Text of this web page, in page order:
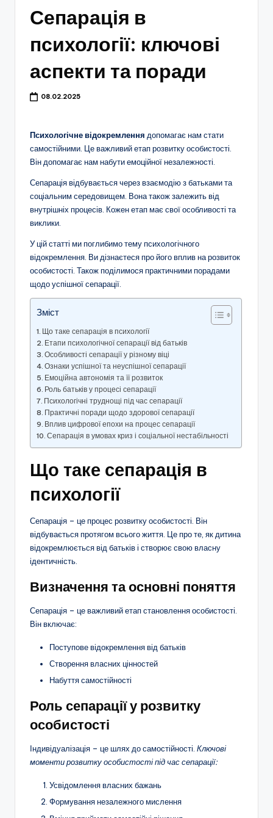
Сепарація в
психології: ключові
аспекти та поради
08.02.2025
Психологічне відокремлення допомагає нам стати
самостійними. Це важливий етап розвитку особистості.
Він допомагає нам набути емоційної незалежності.
Сепарація відбувається через взаємодію з батьками та
соціальним середовищем. Вона також залежить від
внутрішніх процесів. Кожен етап має свої особливості та
виклики.
У цій статті ми поглибимо тему психологічного
відокремлення. Ви дізнаєтеся про його вплив на розвиток
особистості. Також поділимося практичними порадами
щодо успішної сепарації.
Зміст
Що таке сепарація в психології
Етапи психологічної сепарації від батьків
Особливості сепарації у різному віці
Ознаки успішної та неуспішної сепарації
Емоційна автономія та її розвиток
Роль батьків у процесі сепарації
Психологічні труднощі під час сепарації
Практичні поради щодо здорової сепарації
Вплив цифрової епохи на процес сепарації
Сепарація в умовах криз і соціальної нестабільності
Що таке сепарація в
психології
Сепарація – це процес розвитку особистості. Він
відбувається протягом всього життя. Це про те, як дитина
відокремлюється від батьків і створює свою власну
ідентичність.
Визначення та основні поняття
Сепарація – це важливий етап становлення особистості.
Він включає:
Поступове відокремлення від батьків
Створення власних цінностей
Набуття самостійності
Роль сепарації у розвитку
особистості
Індивідуалізація – це шлях до самостійності. Ключові
моменти розвитку особистості під час сепарації:
Усвідомлення власних бажань
Формування незалежного мислення